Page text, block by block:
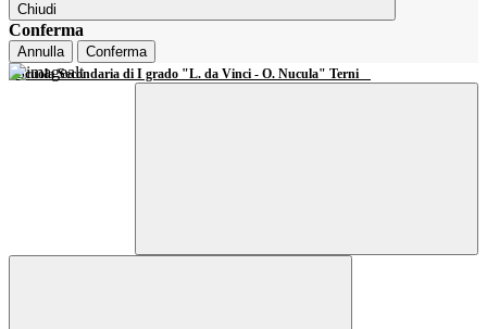
Chiudi
Conferma
Annulla Conferma
Scuola Secondaria di I grado "L. da Vinci - O. Nucula" Terni